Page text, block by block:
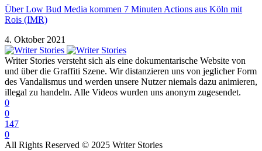
Über Low Bud Media kommen 7 Minuten Actions aus Köln mit
Rois (IMR)
4. Oktober 2021
Writer Stories versteht sich als eine dokumentarische Website von
und über die Graffiti Szene. Wir distanzieren uns von jeglicher Form
des Vandalismus und werden unsere Nutzer niemals dazu animieren,
illegal zu handeln. Alle Videos wurden uns anonym zugesendet.
0
0
147
0
All Rights Reserved © 2025 Writer Stories